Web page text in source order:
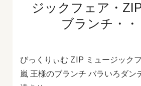
ジックフェア・
ブランチ・・
びっくりぃむ ZIP ミュージック
嵐 王様のブランチ バラいろダン